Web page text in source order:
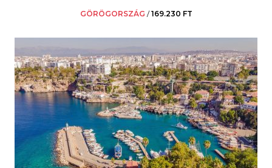
GÖRÖGORSZÁG /169.230 FT